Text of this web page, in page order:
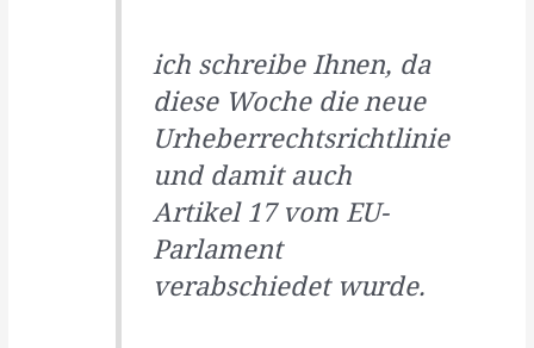
ich schreibe Ihnen, da
diese Woche die neue
Urheberrechtsrichtlinie
und damit auch
Artikel 17 vom EU-
Parlament
verabschiedet wurde.